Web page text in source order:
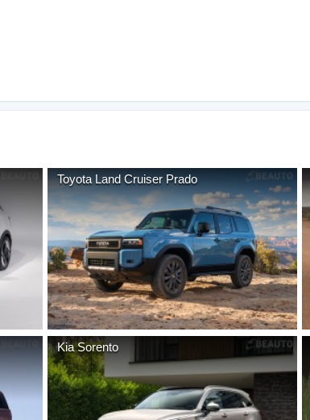
Toyota Land Cruiser Prado
Kia Sorento